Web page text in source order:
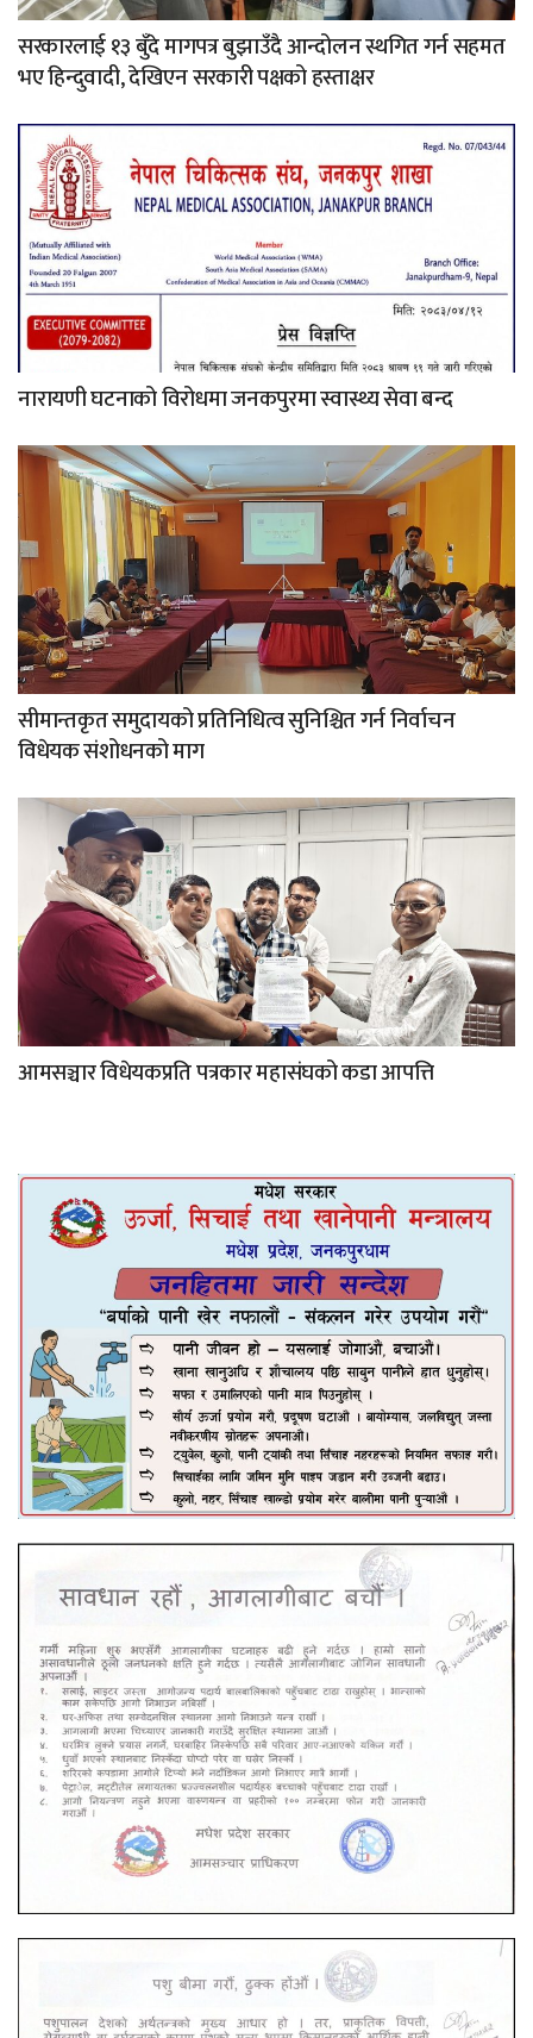
सरकारलाई १३ बुँदे मागपत्र बुझाउँदै आन्दोलन स्थगित गर्न सहमत
भए हिन्दुवादी, देखिएन सरकारी पक्षको हस्ताक्षर
नारायणी घटनाको विरोधमा जनकपुरमा स्वास्थ्य सेवा बन्द
सीमान्तकृत समुदायको प्रतिनिधित्व सुनिश्चित गर्न निर्वाचन
विधेयक संशोधनको माग
आमसञ्चार विधेयकप्रति पत्रकार महासंघको कडा आपत्ति